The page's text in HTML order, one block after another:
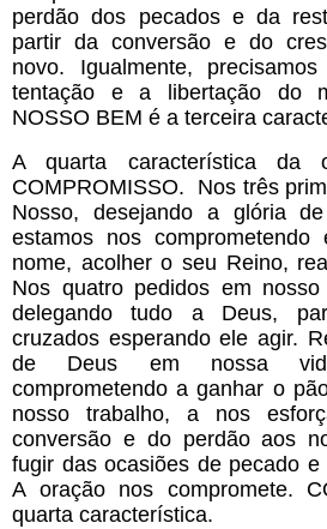
perdão dos pecados e da
partir da conversão e do
novo. Igualmente,
tentação e a libertação do
NOSSO BEM é a terceira
A quarta característica da
COMPROMISSO.  Nos três
Nosso, desejando a glória
estamos nos
nome, acolher o seu Reino,
Nos quatro pedidos em
delegando tudo a Deus,
cruzados esperando ele agir.
de Deus em nossa
comprometendo a ganhar o
nosso trabalho, a nos
conversão e do perdão aos
fugir das ocasiões de pecado
A oração nos compromete.
quarta característica.